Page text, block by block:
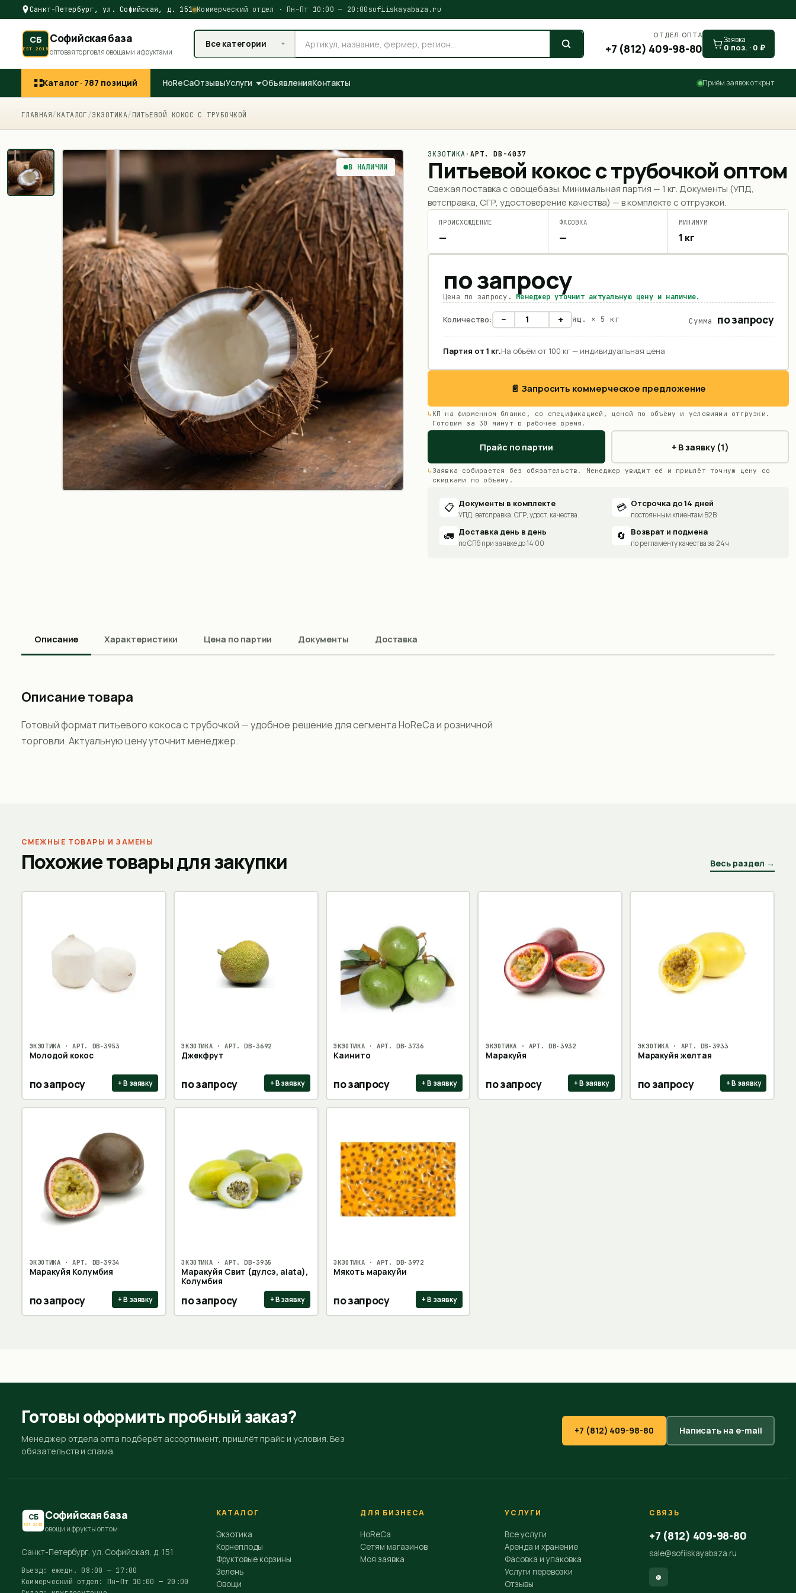
Санкт-Петербург, ул. Софийская, д. 151 Коммерческий отдел · Пн–Пт 10:00 — 20:00sofiiskayabaza.ru
СБ
EST.2015
Софийская база
оптовая торговля овощами и фруктами
Все категории
ОТДЕЛ ОПТА
+7 (812) 409-98-80
Заявка
0 поз. · 0 ₽
Каталог · 787 позиций HoReCaОтзывыУслуги ОбъявленияКонтакты Приём заявок открыт
ГЛАВНАЯ/ КАТАЛОГ /ЭКЗОТИКА/ ПИТЬЕВОЙ КОКОС С ТРУБОЧКОЙ
В НАЛИЧИИ
ЭКЗОТИКА · АРТ.DB-4037
Питьевой кокос с трубочкой оптом
Свежая поставка с овощебазы. Минимальная партия —1 кг. Документы (УПД,
ветсправка, СГР, удостоверение качества) — в комплекте с отгрузкой.
ПРОИСХОЖДЕНИЕ
—
ФАСОВКА
—
МИНИМУМ
1 кг
по запросу
Цена по запросу. Менеджер уточнит актуальную цену и наличие.
Количество: − + ящ. × 5 кг Сумма по запросу
Партия от 1 кг.На объём от 100 кг — индивидуальная цена
📄 Запросить коммерческое предложение
КП на фирменном бланке, со спецификацией, ценой по объёму и условиями отгрузки.
Готовим за 30 минут в рабочее время.
Прайс по партии + В заявку (1)
Заявка собирается без обязательств. Менеджер увидит её и пришлёт точную цену со
скидками по объёму.
📋 Документы в комплекте
УПД, ветсправка, СГР, удост. качества
💳 Отсрочка до 14 дней
постоянным клиентам B2B
🚛 Доставка день в день
по СПб при заявке до 14:00
🔄 Возврат и подмена
по регламенту качества за 24 ч
Описание Характеристики Цена по партии Документы Доставка
Описание товара
Готовый формат питьевого кокоса с трубочкой — удобное решение для сегмента HoReCa и розничной
торговли. Актуальную цену уточнит менеджер.
СМЕЖНЫЕ ТОВАРЫ И ЗАМЕНЫ
Похожие товары для закупки Весь раздел →
ЭКЗОТИКА · АРТ. DB-3953
Молодой кокос
по запросу + В заявку
ЭКЗОТИКА · АРТ.DB-3692
Джекфрут
по запросу + В заявку
ЭКЗОТИКА · АРТ.DB-3736
Каинито
по запросу + В заявку
ЭКЗОТИКА · АРТ. DB-3932
Маракуйя
по запросу + В заявку
ЭКЗОТИКА · АРТ. DB-3933
Маракуйя желтая
по запросу + В заявку
ЭКЗОТИКА · АРТ. DB-3934
Маракуйя Колумбия
по запросу + В заявку
ЭКЗОТИКА · АРТ.DB-3935
Маракуйя Свит (дулсэ, alata),
Колумбия
по запросу + В заявку
ЭКЗОТИКА · АРТ.DB-3972
Мякоть маракуйи
по запросу + В заявку
Готовы оформить пробный заказ?
Менеджер отдела опта подберёт ассортимент, пришлёт прайс и условия. Без
обязательств и спама.
+7 (812) 409-98-80 Написать на e-mail
СБ
EST.2015
Софийская база
овощи и фрукты оптом
Санкт-Петербург, ул. Софийская, д. 151
Въезд: ежедн. 08:00 — 17:00
Коммерческий отдел: Пн–Пт 10:00 — 20:00
КАТАЛОГ
Экзотика
Корнеплоды
Фруктовые корзины
Зелень
Овощи
ДЛЯ БИЗНЕСА
HoReCa
Сетям магазинов
Моя заявка
УСЛУГИ
Все услуги
Аренда и хранение
Фасовка и упаковка
Услуги перевозки
Отзывы
СВЯЗЬ
+7 (812) 409-98-80
sale@sofiiskayabaza.ru
@